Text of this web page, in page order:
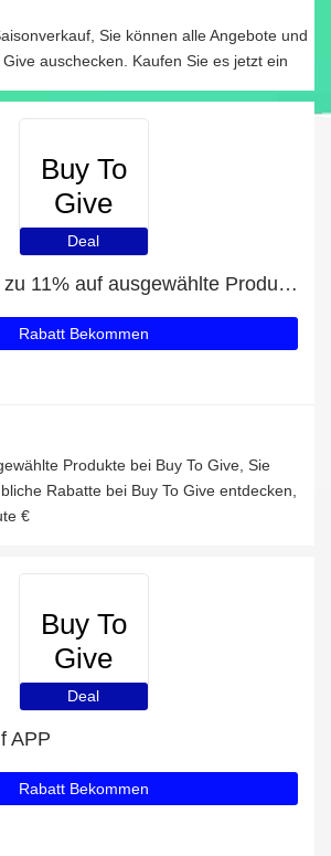
Sie können alle Angebote und
auschecken. Kaufen Sie es jetzt ein
Buy To
Give
Deal
Sparen Sie bis zu 11% auf ausgewählte Produkte
Rabatt Bekommen
Produkte bei Buy To Give, Sie
Rabatte bei Buy To Give entdecken,
€
Buy To
Give
Deal
APP
Rabatt Bekommen